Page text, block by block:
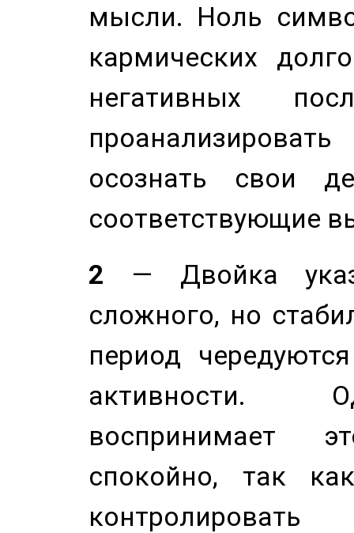
мысли. Ноль
кармических
негативных
осознать свои
соответствующие
2 — Двойка
сложного, но
период
активности.
воспринимает
спокойно, так